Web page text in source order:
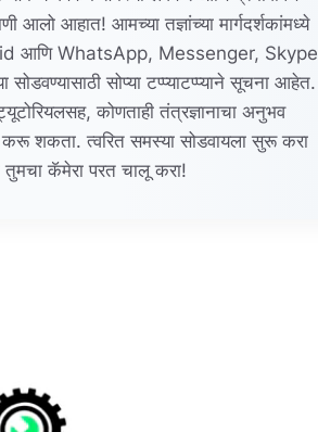
आलो आहात! आमच्या तज्ञांच्या मार्गदर्शकांमध्ये
आणि WhatsApp, Messenger, Skype
सोप्या टप्प्याटप्प्याने सूचना आहेत.
कोणताही तंत्रज्ञानाचा अनुभव
करू शकता. त्वरित समस्या सोडवायला सुरू करा
तुमचा कॅमेरा परत चालू करा!